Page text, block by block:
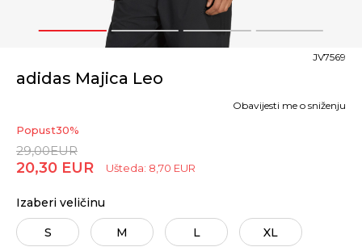
1 2 3 4
adidas Majica Leo
JV7569
Popust30%
29,00EUR
20,30 EUR Ušteda: 8,70 EUR
Obavijesti me o sniženju
Izaberi veličinu
S M L XL